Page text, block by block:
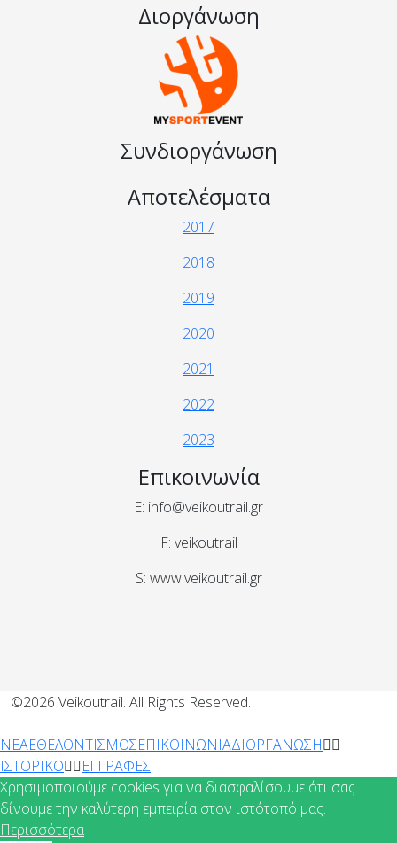
Διοργάνωση
Συνδιοργάνωση
Αποτελέσματα
2017
2018
2019
2020
2021
2022
2023
Επικοινωνία
E: info@veikoutrail.gr
F: veikoutrail
S: www.veikoutrail.gr
©2026 Veikoutrail. All Rights Reserved.
ΝΕΑΕΘΕΛΟΝΤΙΣΜΟΣΕΠΙΚΟΙΝΩΝΙΑΔΙΟΡΓΑΝΩΣΗ
ΙΣΤΟΡΙΚΟ
ΕΓΓΡΑΦΕΣ
Χρησιμοποιούμε cookies για να διασφαλίσουμε ότι σας
δίνουμε την καλύτερη εμπειρία στον ιστότοπό μας.
Περισσότερα